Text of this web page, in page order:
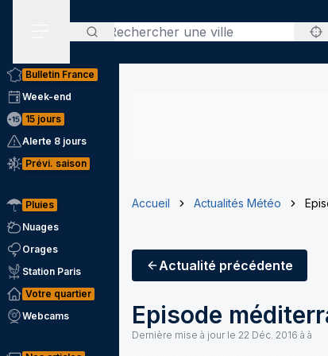
Rechercher
Bulletin France
Week-end
15 jours
Alerte 8 jours
Prévi. saison
Pluies
Nuages
Orages
Station Paris
Votre quartier
Webcams
Accueil Actualités Météo
Actualité précédente
Episode
Dernière mise à jour le 22 Déc. 2016 à à